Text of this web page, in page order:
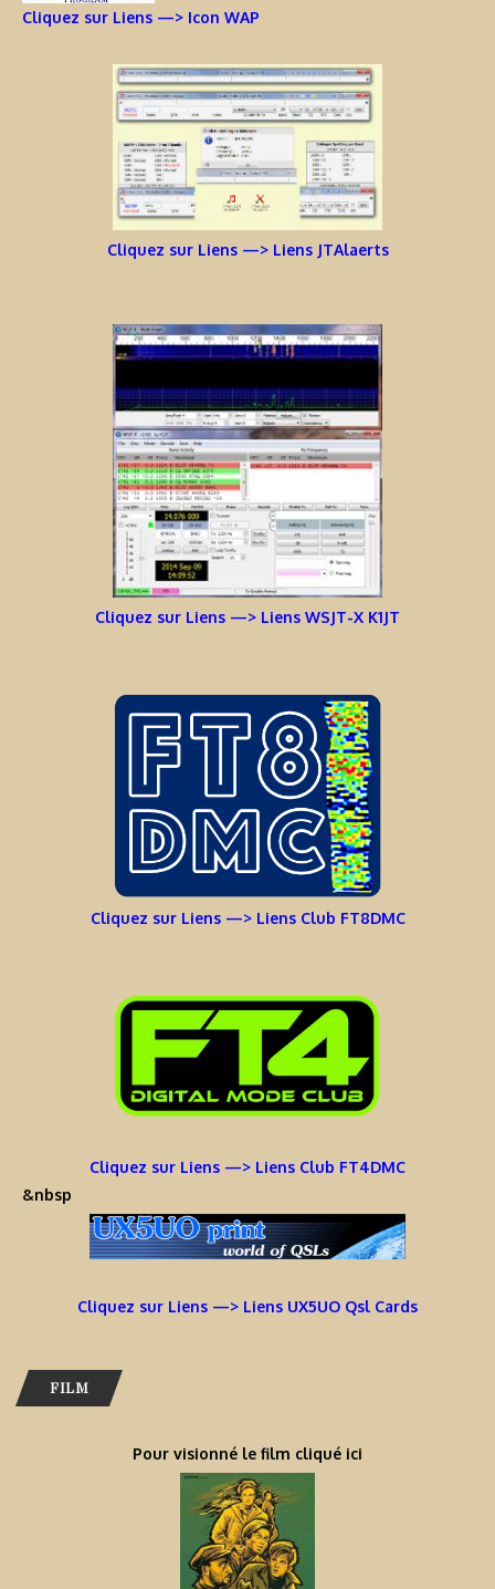
Cliquez sur Liens —> Icon WAP
Cliquez sur Liens —> Liens JTAlaerts
Cliquez sur Liens —> Liens WSJT-X K1JT
Cliquez sur Liens —> Liens Club FT8DMC
Cliquez sur Liens —> Liens Club FT4DMC
&nbsp
Cliquez sur Liens —> Liens UX5UO Qsl Cards
FILM
Pour visionné le film cliqué ici